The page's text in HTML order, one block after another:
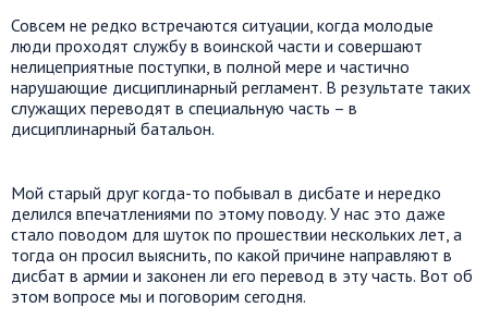
Совсем не редко встречаются ситуации, когда молодые
люди проходят службу в воинской части и совершают
нелицеприятные поступки, в полной мере и частично
нарушающие дисциплинарный регламент. В результате таких
служащих переводят в специальную часть – в
дисциплинарный батальон.
Мой старый друг когда-то побывал в дисбате и нередко
делился впечатлениями по этому поводу. У нас это даже
стало поводом для шуток по прошествии нескольких лет, а
тогда он просил выяснить, по какой причине направляют в
дисбат в армии и законен ли его перевод в эту часть. Вот об
этом вопросе мы и поговорим сегодня.